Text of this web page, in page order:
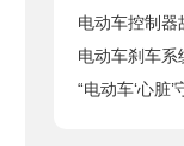
电动车控制器
电动车刹车系
“电动车‘心脏